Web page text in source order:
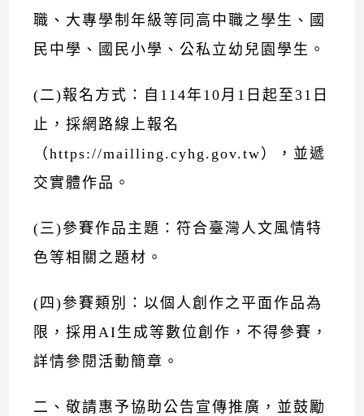
職、大專學制年級等同高中職之學生、國
民中學、國民小學、公私立幼兒園學生。
(二)報名方式：自114年10月1日起至31日
止，採網路線上報名
（https://mailling.cyhg.gov.tw），並遞
交實體作品。
(三)參賽作品主題：符合臺灣人文風情特
色等相關之題材。
(四)參賽類別：以個人創作之平面作品為
限，採用AI生成等數位創作，不得參賽，
詳情參閱活動簡章。
二、敬請惠予協助公告宣傳推廣，並鼓勵